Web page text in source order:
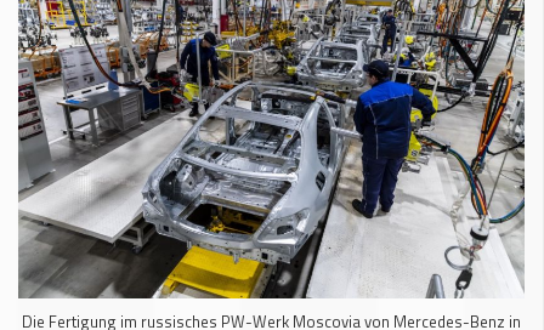
Die Fertigung im russisches PW-Werk Moscovia von Mercedes-Benz in